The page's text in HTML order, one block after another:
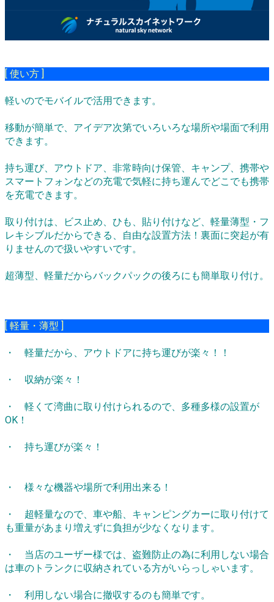
[ 使い方 ]
軽いのでモバイルで活用できます。
移動が簡単で、アイデア次第でいろいろな場所や場面で利用
できます。
持ち運び、アウトドア、非常時向け保管、キャンプ、携帯や
スマートフォンなどの充電で気軽に持ち運んでどこでも携帯
を充電できます。
取り付けは、ビス止め、ひも、貼り付けなど、軽量薄型・フ
レキシブルだからできる、自由な設置方法！裏面に突起が有
りませんので扱いやすいです。
超薄型、軽量だからバックパックの後ろにも簡単取り付け。
[ 軽量・薄型 ]
・ 軽量だから、アウトドアに持ち運びが楽々！！
・ 収納が楽々！
・ 軽くて湾曲に取り付けられるので、多種多様の設置が
OK！
・ 持ち運びが楽々！
・ 様々な機器や場所で利用出来る！
・ 超軽量なので、車や船、キャンピングカーに取り付けて
も重量があまり増えずに負担が少なくなります。
・ 当店のユーザー様では、盗難防止の為に利用しない場合
は車のトランクに収納されている方がいらっしゃいます。
・ 利用しない場合に撤収するのも簡単です。